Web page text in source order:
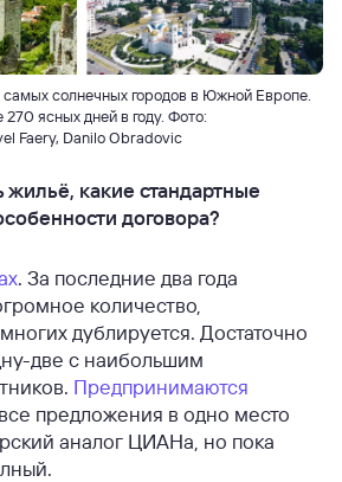
самых солнечных городов в Южной Европе.
ясных дней в году. Фото:
Faery, Danilo Obradovic
жильё, какие стандартные
договора?
. За последние два года
количество,
дублируется. Достаточно
две с наибольшим
Предпринимаются
предложения в одно место
аналог ЦИАНа, но пока